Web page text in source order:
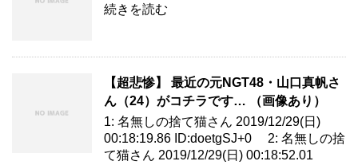
続きを読む
【超悲惨】 最近の元NGT48・山口真帆さ
ん（24）がコチラです… （画像あり）
1: 名無しの捨て猫さん 2019/12/29(日)
00:18:19.86 ID:doetgSJ+0 2: 名無しの捨
て猫さん 2019/12/29(日) 00:18:52.01